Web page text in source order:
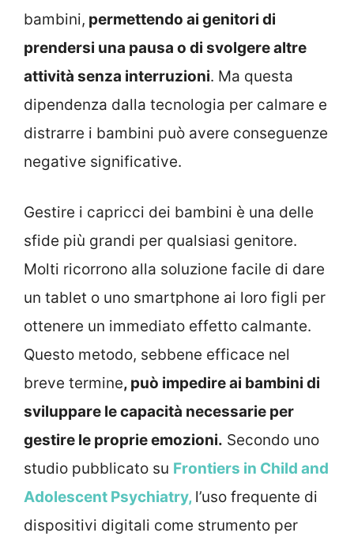
bambini, permettendo ai genitori di
prendersi una pausa o di svolgere altre
attività senza interruzioni. Ma questa
dipendenza dalla tecnologia per calmare e
distrarre i bambini può avere conseguenze
negative significative.
Gestire i capricci dei bambini è una delle
sfide più grandi per qualsiasi genitore.
Molti ricorrono alla soluzione facile di dare
un tablet o uno smartphone ai loro figli per
ottenere un immediato effetto calmante.
Questo metodo, sebbene efficace nel
breve termine, può impedire ai bambini di
sviluppare le capacità necessarie per
gestire le proprie emozioni. Secondo uno
studio pubblicato su Frontiers in Child and
Adolescent Psychiatry, l’uso frequente di
dispositivi digitali come strumento per